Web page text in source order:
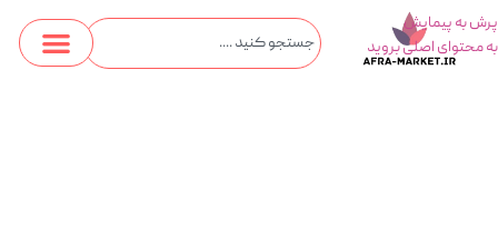
پرش به پیمایش
به محتوای اصلی بروید